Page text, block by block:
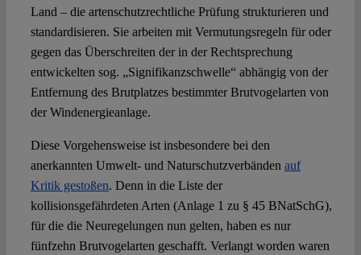
Land – die artenschutzrechtliche Prüfung strukturieren und
standardisieren. Sie arbeiten mit Vermutungsregeln für oder
gegen das Überschreiten der in der Rechtsprechung
entwickelten sog. „Signifikanzschwelle“ abhängig von der
Entfernung des Brutplatzes bestimmter Brutvogelarten von
der Windenergieanlage.
Diese Vorgehensweise ist insbesondere bei den
anerkannten Umwelt- und Naturschutzverbänden auf
Kritik gestoßen. Denn in die Liste der
kollisionsgefährdeten Arten (Anlage 1 zu § 45 BNatSchG),
für die die Neuregelungen nun gelten, haben es nur
fünfzehn Brutvogelarten geschafft. Verlangt worden waren